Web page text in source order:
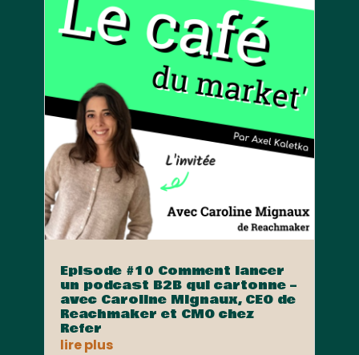
Episode #10 Comment lancer
un podcast B2B qui cartonne –
avec Caroline Mignaux, CEO de
Reachmaker et CMO chez
Refer
lire plus